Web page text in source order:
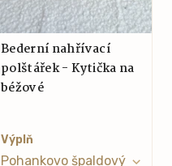
Bederní nahřívací
polštářek - Kytička na
béžové
Výplň